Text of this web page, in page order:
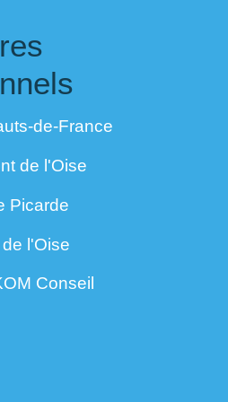
de-France
de l'Oise
Picarde
l'Oise
Conseil